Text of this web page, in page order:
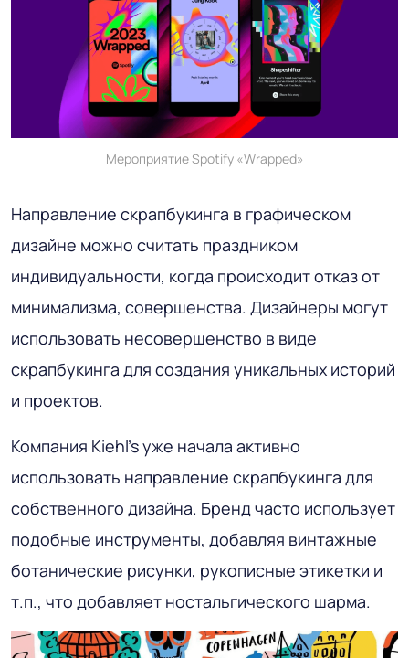
Мероприятие Spotify «Wrapped»
Направление скрапбукинга в графическом
дизайне можно считать праздником
индивидуальности, когда происходит отказ от
минимализма, совершенства. Дизайнеры могут
использовать несовершенство в виде
скрапбукинга для создания уникальных историй
и проектов.
Компания Kiehl’s уже начала активно
использовать направление скрапбукинга для
собственного дизайна. Бренд часто использует
подобные инструменты, добавляя винтажные
ботанические рисунки, рукописные этикетки и
т.п., что добавляет ностальгического шарма.